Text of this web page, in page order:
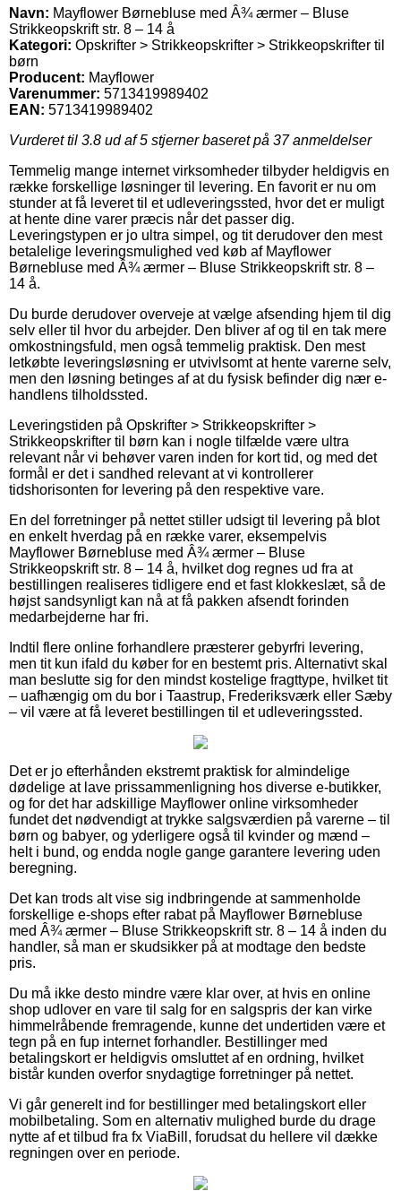
Navn: Mayflower Børnebluse med Â¾ ærmer – Bluse
Strikkeopskrift str. 8 – 14 å
Kategori: Opskrifter > Strikkeopskrifter > Strikkeopskrifter til
børn
Producent: Mayflower
Varenummer: 5713419989402
EAN: 5713419989402
Vurderet til 3.8 ud af 5 stjerner baseret på 37anmeldelser
Temmelig mange internet virksomheder tilbyder heldigvis en
række forskellige løsninger til levering. En favorit er nu om
stunder at få leveret til et udleveringssted, hvor det er muligt
at hente dine varer præcis når det passer dig.
Leveringstypen er jo ultra simpel, og tit derudover den mest
betalelige leveringsmulighed ved køb af Mayflower
Børnebluse med Â¾ ærmer – Bluse Strikkeopskrift str. 8 –
14 å.
Du burde derudover overveje at vælge afsending hjem til dig
selv eller til hvor du arbejder. Den bliver af og til en tak mere
omkostningsfuld, men også temmelig praktisk. Den mest
letkøbte leveringsløsning er utvivlsomt at hente varerne selv,
men den løsning betinges af at du fysisk befinder dig nær e-
handlens tilholdssted.
Leveringstiden på Opskrifter > Strikkeopskrifter >
Strikkeopskrifter til børn kan i nogle tilfælde være ultra
relevant når vi behøver varen inden for kort tid, og med det
formål er det i sandhed relevant at vi kontrollerer
tidshorisonten for levering på den respektive vare.
En del forretninger på nettet stiller udsigt til levering på blot
en enkelt hverdag på en række varer, eksempelvis
Mayflower Børnebluse med Â¾ ærmer – Bluse
Strikkeopskrift str. 8 – 14 å, hvilket dog regnes ud fra at
bestillingen realiseres tidligere end et fast klokkeslæt, så de
højst sandsynligt kan nå at få pakken afsendt forinden
medarbejderne har fri.
Indtil flere online forhandlere præsterer gebyrfri levering,
men tit kun ifald du køber for en bestemt pris. Alternativt skal
man beslutte sig for den mindst kostelige fragttype, hvilket tit
– uafhængig om du bor i Taastrup, Frederiksværk eller Sæby
– vil være at få leveret bestillingen til et udleveringssted.
Det er jo efterhånden ekstremt praktisk for almindelige
dødelige at lave prissammenligning hos diverse e-butikker,
og for det har adskillige Mayflower online virksomheder
fundet det nødvendigt at trykke salgsværdien på varerne – til
børn og babyer, og yderligere også til kvinder og mænd –
helt i bund, og endda nogle gange garantere levering uden
beregning.
Det kan trods alt vise sig indbringende at sammenholde
forskellige e-shops efter rabat på Mayflower Børnebluse
med Â¾ ærmer – Bluse Strikkeopskrift str. 8 – 14 å inden du
handler, så man er skudsikker på at modtage den bedste
pris.
Du må ikke desto mindre være klar over, at hvis en online
shop udlover en vare til salg for en salgspris der kan virke
himmelråbende fremragende, kunne det undertiden være et
tegn på en fup internet forhandler. Bestillinger med
betalingskort er heldigvis omsluttet af en ordning, hvilket
bistår kunden overfor snydagtige forretninger på nettet.
Vi går generelt ind for bestillinger med betalingskort eller
mobilbetaling. Som en alternativ mulighed burde du drage
nytte af et tilbud fra fx ViaBill, forudsat du hellere vil dække
regningen over en periode.